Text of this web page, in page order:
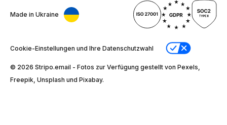
Made in Ukraine
Cookie-Einstellungen und Ihre Datenschutzwahl
© 2026 Stripо.email - Fotos zur Verfügung gestellt von Pexels,
Freepik, Unsplash und Pixabay.